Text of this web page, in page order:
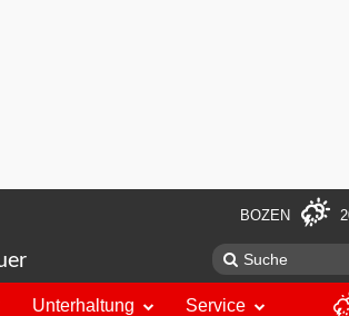
BOZEN
Unterhaltung Service